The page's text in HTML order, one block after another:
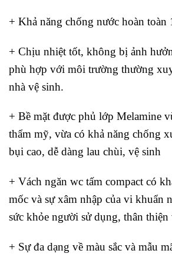
+ Khả năng chống nước hoàn toàn
+ Chịu nhiệt tốt, không bị ảnh
phù hợp với môi trường thường
nhà vệ sinh.
+ Bề mặt được phủ lớp Melamine
thẩm mỹ, vừa có khả năng chống
bụi cao, dễ dàng lau chùi, vệ sinh
+ Vách ngăn wc tấm compact có
mốc và sự xâm nhập của vi khuẩn
sức khỏe người sử dụng, thân
+ Sự đa dạng về màu sắc và mẫu